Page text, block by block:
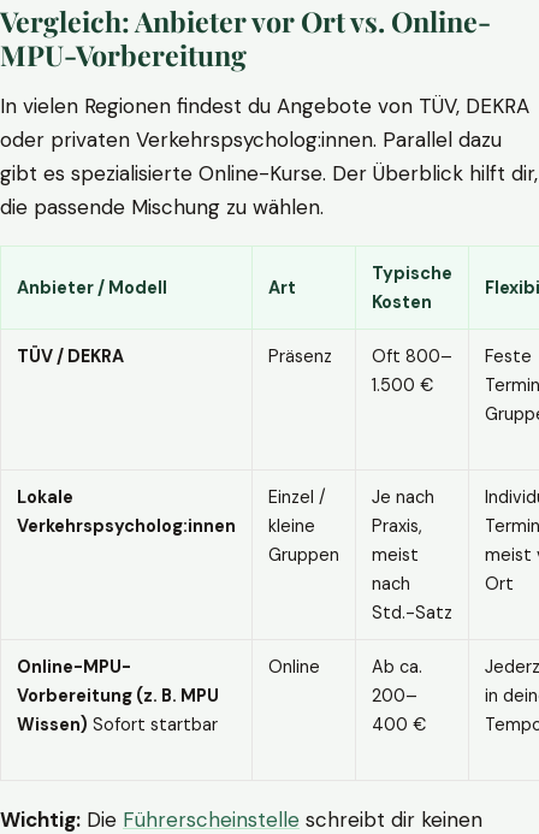
Vergleich: Anbieter vor Ort vs. Online-
MPU-Vorbereitung
In vielen Regionen findest du Angebote von TÜV, DEKRA
oder privaten Verkehrspsycholog:innen. Parallel dazu
gibt es spezialisierte Online-Kurse. Der Überblick hilft dir,
die passende Mischung zu wählen.
Anbieter / Modell Art
Typische
Kosten
TÜV / DEKRA Präsenz
Oft 800–
1.500 €
Feste
Lokale
Verkehrspsycholog:innen
Einzel /
kleine
Gruppen
Je nach
Praxis,
meist
nach
Std.-Satz
meist
Ort
Online-MPU-
Vorbereitung (z. B. MPU
Wissen) Sofort startbar
Online
Ab ca.
200–
400 €
in
Wichtig: Die Führerscheinstelle schreibt dir keinen